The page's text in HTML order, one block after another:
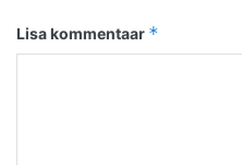
Lisa kommentaar *